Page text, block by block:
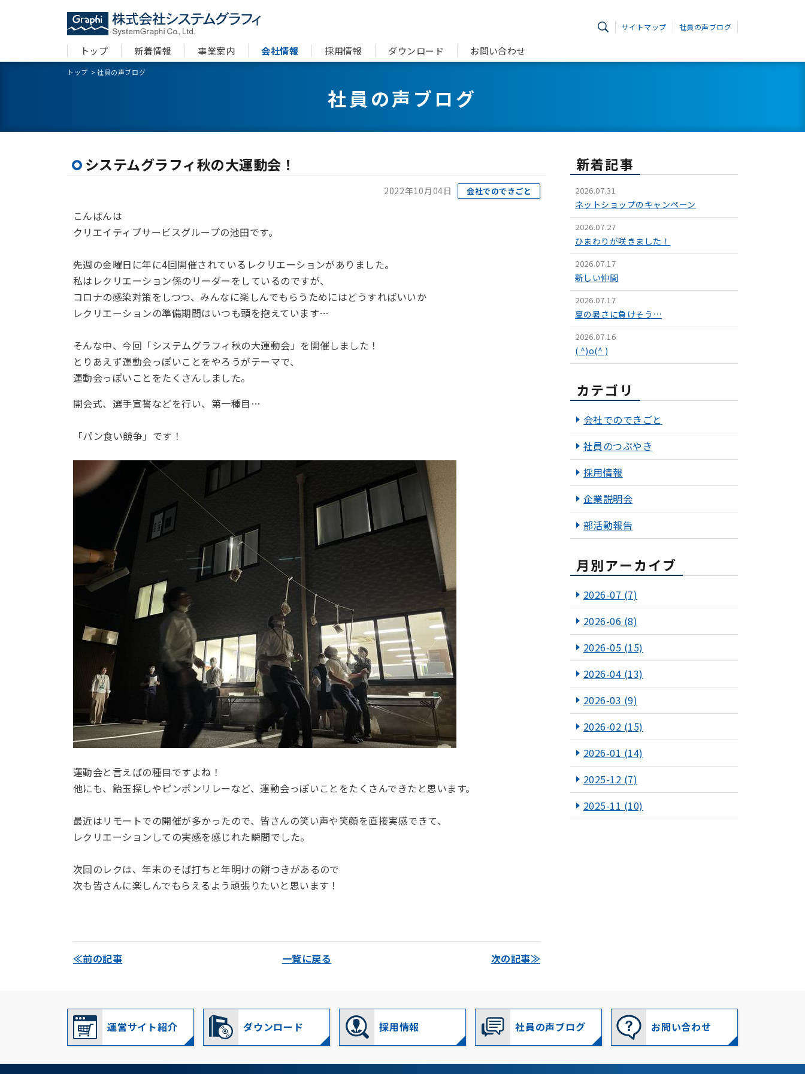
サイトマップ 社員の声ブログ
トップ 新着情報 事業案内 会社情報 採用情報 ダウンロード お問い合わせ
トップ >社員の声ブログ
社員の声ブログ
システムグラフィ秋の大運動会！
2022年10月04日 会社でのできごと
こんばんは
クリエイティブサービスグループの池田です。
先週の金曜日に年に4回開催されているレクリエーションがありました。
私はレクリエーション係のリーダーをしているのですが、
コロナの感染対策をしつつ、みんなに楽しんでもらうためにはどうすればいいか
レクリエーションの準備期間はいつも頭を抱えています…
そんな中、今回「システムグラフィ秋の大運動会」を開催しました！
とりあえず運動会っぽいことをやろうがテーマで、
運動会っぽいことをたくさんしました。
開会式、選手宣誓などを行い、第一種目…
「パン食い競争」です！
運動会と言えばの種目ですよね！
他にも、飴玉探しやピンポンリレーなど、運動会っぽいことをたくさんできたと思います。
最近はリモートでの開催が多かったので、皆さんの笑い声や笑顔を直接実感できて、
レクリエーションしての実感を感じれた瞬間でした。
次回のレクは、年末のそば打ちと年明けの餅つきがあるので
次も皆さんに楽しんでもらえるよう頑張りたいと思います！
≪前の記事 一覧に戻る 次の記事≫
新着記事
2026.07.31
ネットショップのキャンペーン
2026.07.27
ひまわりが咲きました！
2026.07.17
新しい仲間
2026.07.17
夏の暑さに負けそう…
2026.07.16
( ^)o(^ )
カテゴリ
会社でのできごと
社員のつぶやき
採用情報
企業説明会
部活動報告
月別アーカイブ
2026-07 (7)
2026-06 (8)
2026-05 (15)
2026-04 (13)
2026-03 (9)
2026-02 (15)
2026-01 (14)
2025-12 (7)
2025-11 (10)
2025-03(10)
2025-02(15)
運営サイト紹介 ダウンロード 採用情報 社員の声ブログ お問い合わせ